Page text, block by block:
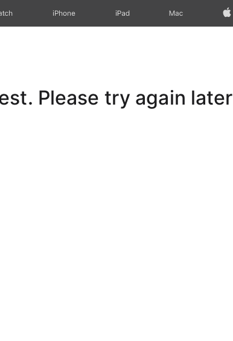
Apple‏
Mac
iPad‏
iPhone
Please try again later.